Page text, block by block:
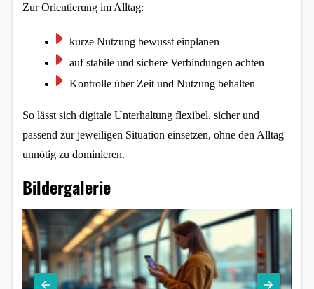
Zur Orientierung im Alltag:
kurze Nutzung bewusst einplanen
auf stabile und sichere Verbindungen achten
Kontrolle über Zeit und Nutzung behalten
So lässt sich digitale Unterhaltung flexibel, sicher und
passend zur jeweiligen Situation einsetzen, ohne den Alltag
unnötig zu dominieren.
Bildergalerie